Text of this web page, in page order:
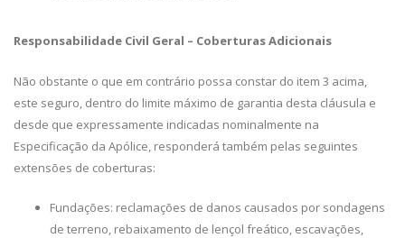
Responsabilidade Civil Geral – Coberturas Adicionais
Não obstante o que em contrário possa constar do item 3 acima,
este seguro, dentro do limite máximo de garantia desta cláusula e
desde que expressamente indicadas nominalmente na
Especificação da Apólice, responderá também pelas seguintes
extensões de coberturas:
Fundações: reclamações de danos causados por sondagens
de terreno, rebaixamento de lençol freático, escavações,